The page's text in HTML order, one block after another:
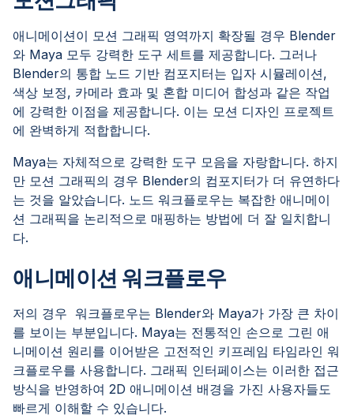
애니메이션이 모션 그래픽 영역까지 확장될 경우 Blender
와 Maya 모두 강력한 도구 세트를 제공합니다. 그러나
Blender의 통합 노드 기반 컴포지터는 입자 시뮬레이션,
색상 보정, 카메라 효과 및 혼합 미디어 합성과 같은 작업
에 강력한 이점을 제공합니다. 이는 모션 디자인 프로젝트
에 완벽하게 적합합니다.
Maya는 자체적으로 강력한 도구 모음을 자랑합니다. 하지
만 모션 그래픽의 경우 Blender의 컴포지터가 더 유연하다
는 것을 알았습니다. 노드 워크플로우는 복잡한 애니메이
션 그래픽을 논리적으로 매핑하는 방법에 더 잘 일치합니
다.
애니메이션 워크플로우
저의 경우 워크플로우는 Blender와 Maya가 가장 큰 차이
를 보이는 부분입니다. Maya는 전통적인 손으로 그린 애
니메이션 원리를 이어받은 고전적인 키프레임 타임라인 워
크플로우를 사용합니다. 그래픽 인터페이스는 이러한 접근
방식을 반영하여 2D 애니메이션 배경을 가진 사용자들도
빠르게 이해할 수 있습니다.